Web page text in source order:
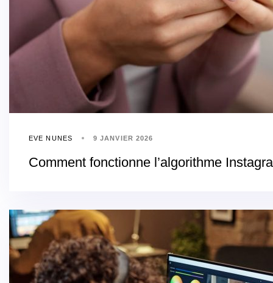
EVE NUNES 9 JANVIER 2026
Comment fonctionne l’algorithme